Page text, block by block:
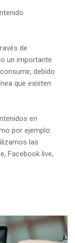
de
un importante
debido
que existen
en
por ejemplo
las
Facebook live,